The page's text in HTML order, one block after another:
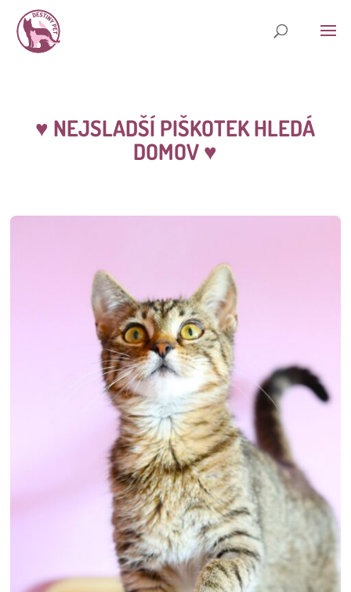
♥ NEJSLADŠÍ PIŠKOTEK HLEDÁ
DOMOV♥